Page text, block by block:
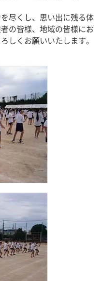
尽くし、思い出に残る体
の皆様、地域の皆様にお
しくお願いいたします。